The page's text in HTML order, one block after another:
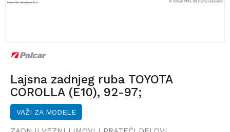
Lajsna zadnjeg ruba TOYOTA
COROLLA (E10), 92-97;
VAŽI ZA MODELE